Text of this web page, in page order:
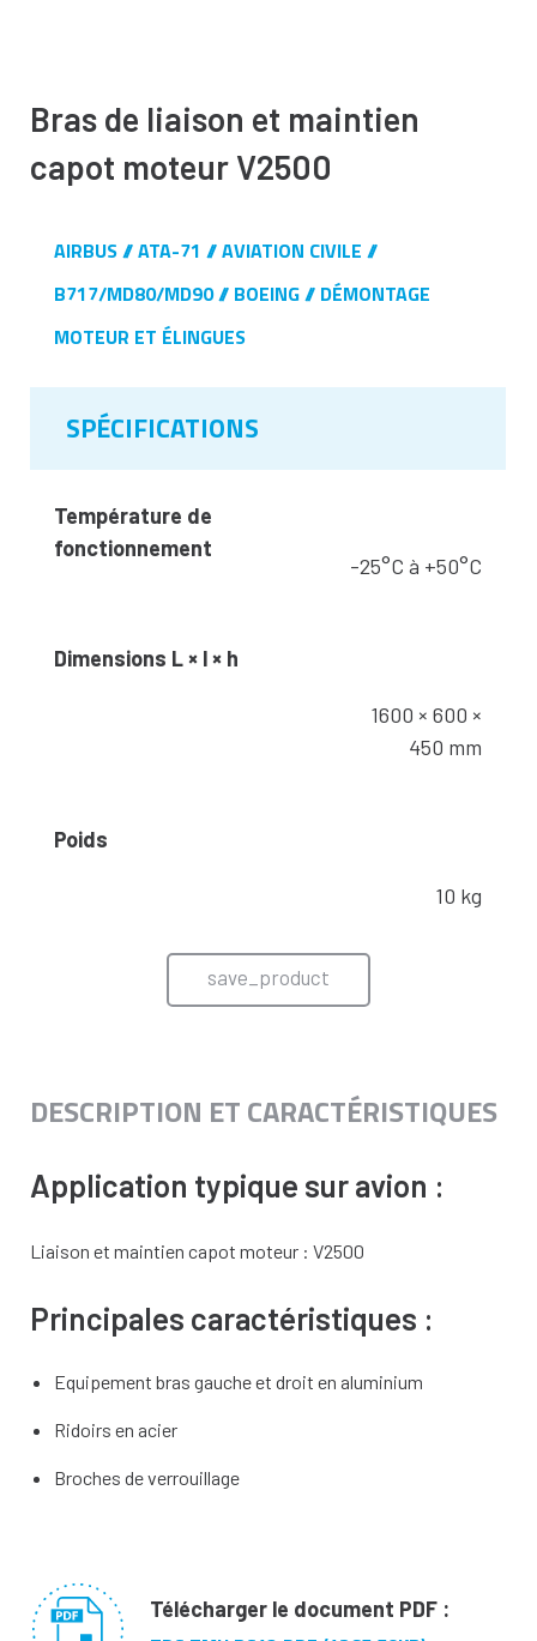
Bras de liaison et maintien
capot moteur V2500
AIRBUS ATA-71
AVIATION CIVILE
B717/MD80/MD90
BOEING
DÉMONTAGE
MOTEUR ET ÉLINGUES
SPÉCIFICATIONS
Température de
fonctionnement
-25°C à +50°C
Dimensions L × l × h
1600 × 600 ×
450 mm
Poids
10 kg
save_product
DESCRIPTION ET CARACTÉRISTIQUES
Application typique sur avion :
Liaison et maintien capot moteur : V2500
Principales caractéristiques :
Equipement bras gauche et droit en aluminium
Ridoirs en acier
Broches de verrouillage
Télécharger le document PDF :